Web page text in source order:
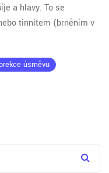
a hlavy. To se
tinnitem (brněním v
úsměvu